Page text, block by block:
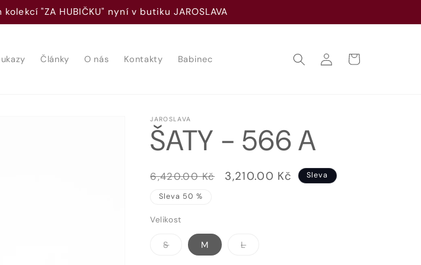
"ZA HUBIČKU" nyní v butiku JAROSLAVA
Články O nás Kontakty Babinec
Přihlásit
Košík
JAROSLAVA
ŠATY - 566 A
Běžná
cena
6,420.00 Kč
Výprodejová
3,210.00 Kč Sleva
Sleva 50 %
Velikost
SVyprodaná
nebo
M LVyprodaná